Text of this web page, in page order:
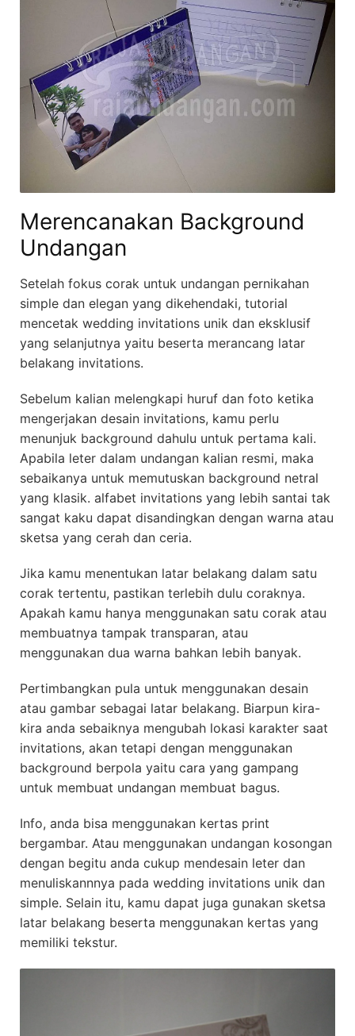
Merencanakan Background
Undangan
Setelah fokus corak untuk undangan pernikahan
simple dan elegan yang dikehendaki, tutorial
mencetak wedding invitations unik dan eksklusif
yang selanjutnya yaitu beserta merancang latar
belakang invitations.
Sebelum kalian melengkapi huruf dan foto ketika
mengerjakan desain invitations, kamu perlu
menunjuk background dahulu untuk pertama kali.
Apabila leter dalam undangan kalian resmi, maka
sebaikanya untuk memutuskan background netral
yang klasik. alfabet invitations yang lebih santai tak
sangat kaku dapat disandingkan dengan warna atau
sketsa yang cerah dan ceria.
Jika kamu menentukan latar belakang dalam satu
corak tertentu, pastikan terlebih dulu coraknya.
Apakah kamu hanya menggunakan satu corak atau
membuatnya tampak transparan, atau
menggunakan dua warna bahkan lebih banyak.
Pertimbangkan pula untuk menggunakan desain
atau gambar sebagai latar belakang. Biarpun kira-
kira anda sebaiknya mengubah lokasi karakter saat
invitations, akan tetapi dengan menggunakan
background berpola yaitu cara yang gampang
untuk membuat undangan membuat bagus.
Info, anda bisa menggunakan kertas print
bergambar. Atau menggunakan undangan kosongan
dengan begitu anda cukup mendesain leter dan
menuliskannnya pada wedding invitations unik dan
simple. Selain itu, kamu dapat juga gunakan sketsa
latar belakang beserta menggunakan kertas yang
memiliki tekstur.